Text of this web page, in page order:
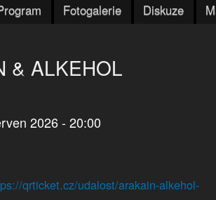
Fotogalerie Diskuze
& ALKEHOL
2026 - 20:00
qrticket.cz/udalost/arakain-alkehol-